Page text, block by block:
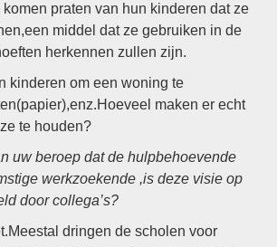
praten van hun kinderen dat ze
middel dat ze gebruiken in de
herkennen zullen zijn.
kinderen om een woning te
maken er echt
te houden?
uw beroep dat de hulpbehoevende
werkzoekende ,is deze visie op
door collega’s?
dringen de scholen voor